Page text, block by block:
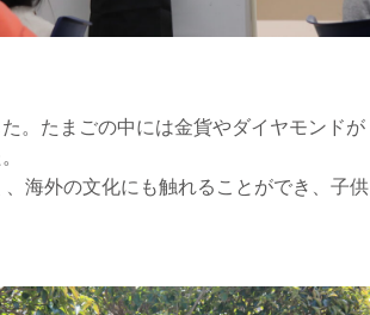
。たまごの中には金貨やダイヤモンドが
海外の文化にも触れることができ、子供